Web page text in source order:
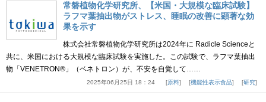
常磐植物化学研究所、【米国・大規模な臨床試験】
ラフマ葉抽出物がストレス、睡眠の改善に顕著な効
果を示す
株式会社常磐植物化学研究所は2024年に Radicle Scienceと
共に、米国における大規模な臨床試験を実施した。この試験で、ラフマ葉抽出
物「VENETRON®」（ベネトロン）が、不安を自覚して……
2025年06月25日 18：24 原料 機能性表示食品 研究